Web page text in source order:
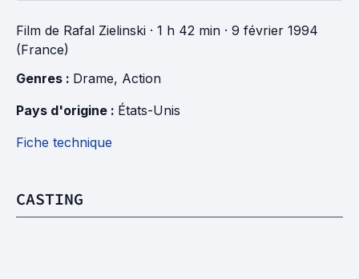
Film de Rafal Zielinski · 1 h 42 min · 9 février 1994
(France)
Genres : Drame, Action
Pays d'origine : États-Unis
Fiche technique
CASTING